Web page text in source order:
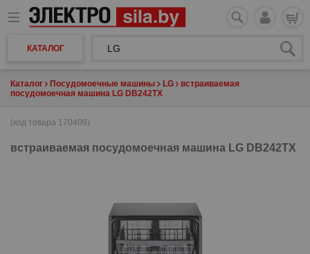
КАТАЛОГ
Каталог Посудомоечные машины LG
встраиваемая
посудомоечная машина LG DB242TX
(код товара 170409)
встраиваемая посудомоечная машина LG DB242TX